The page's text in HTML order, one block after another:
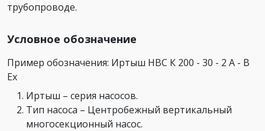
трубопроводе.
Условное обозначение
Пример обозначения: Иртыш НВС К 200 - 30 - 2 А - В
Ех
Иртыш – серия насосов.
Тип насоса – Центробежный вертикальный
многосекционный насос.